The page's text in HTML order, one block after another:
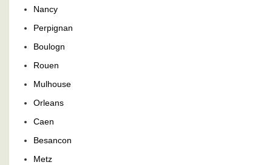
Nancy
Perpignan
Boulogn
Rouen
Mulhouse
Orleans
Caen
Besancon
Metz